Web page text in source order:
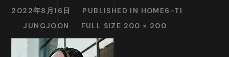
2022年8月16日 PUBLISHED IN HOME6-T1
JUNGJOON
FULL SIZE 200 × 200